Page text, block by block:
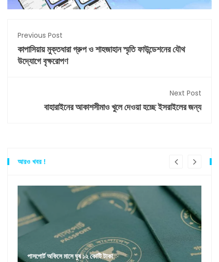
Previous Post
কাপাসিয়ায় মুক্তধারা গ্রুপ ও শাহজাহান স্মৃতি ফাউন্ডেশনের যৌথ
উদ্যোগে বৃক্ষরোপণ
Next Post
বাহারাইনের আকাশসীমাও খুলে দেওয়া হচ্ছে ইসরাইলের জন্য
আরও খবর !
পাসপোর্ট অফিসে মাসে ঘুষ ১২ কোটি টাকা